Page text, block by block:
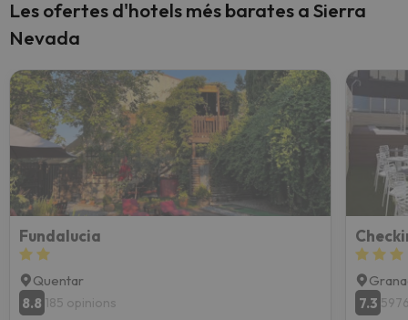
Les ofertes d'hotels més barates a Sierra
Nevada
Fundalucia
Quentar
8.8 185 opinions
7.3